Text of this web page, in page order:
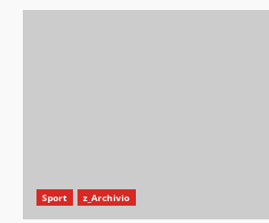
Sport z_Archivio